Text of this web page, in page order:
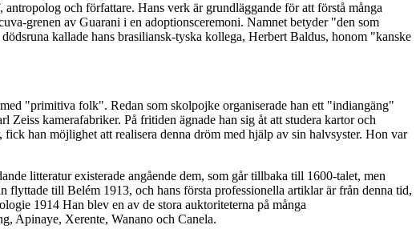
och författare. Hans verk är grundläggande för att förstå många
grenen av Guarani i en adoptionsceremoni. Namnet betyder "den som
kallade hans brasiliansk-tyska kollega, Herbert Baldus, honom "kanske
"primitiva folk". Redan som skolpojke organiserade han ett "indiangäng"
Zeiss kamerafabriker. På fritiden ägnade han sig åt att studera kartor och
han möjlighet att realisera denna dröm med hjälp av sin halvsyster. Hon var
litteratur existerade angående dem, som går tillbaka till 1600-talet, men
till Belém 1913, och hans första professionella artiklar är från denna tid,
1914 Han blev en av de stora auktoriteterna på många
Apinaye, Xerente, Wanano och Canela.